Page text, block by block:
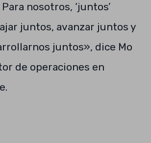
nosotros, ‘juntos’
juntos, avanzar juntos y
juntos», dice Mo
de operaciones en